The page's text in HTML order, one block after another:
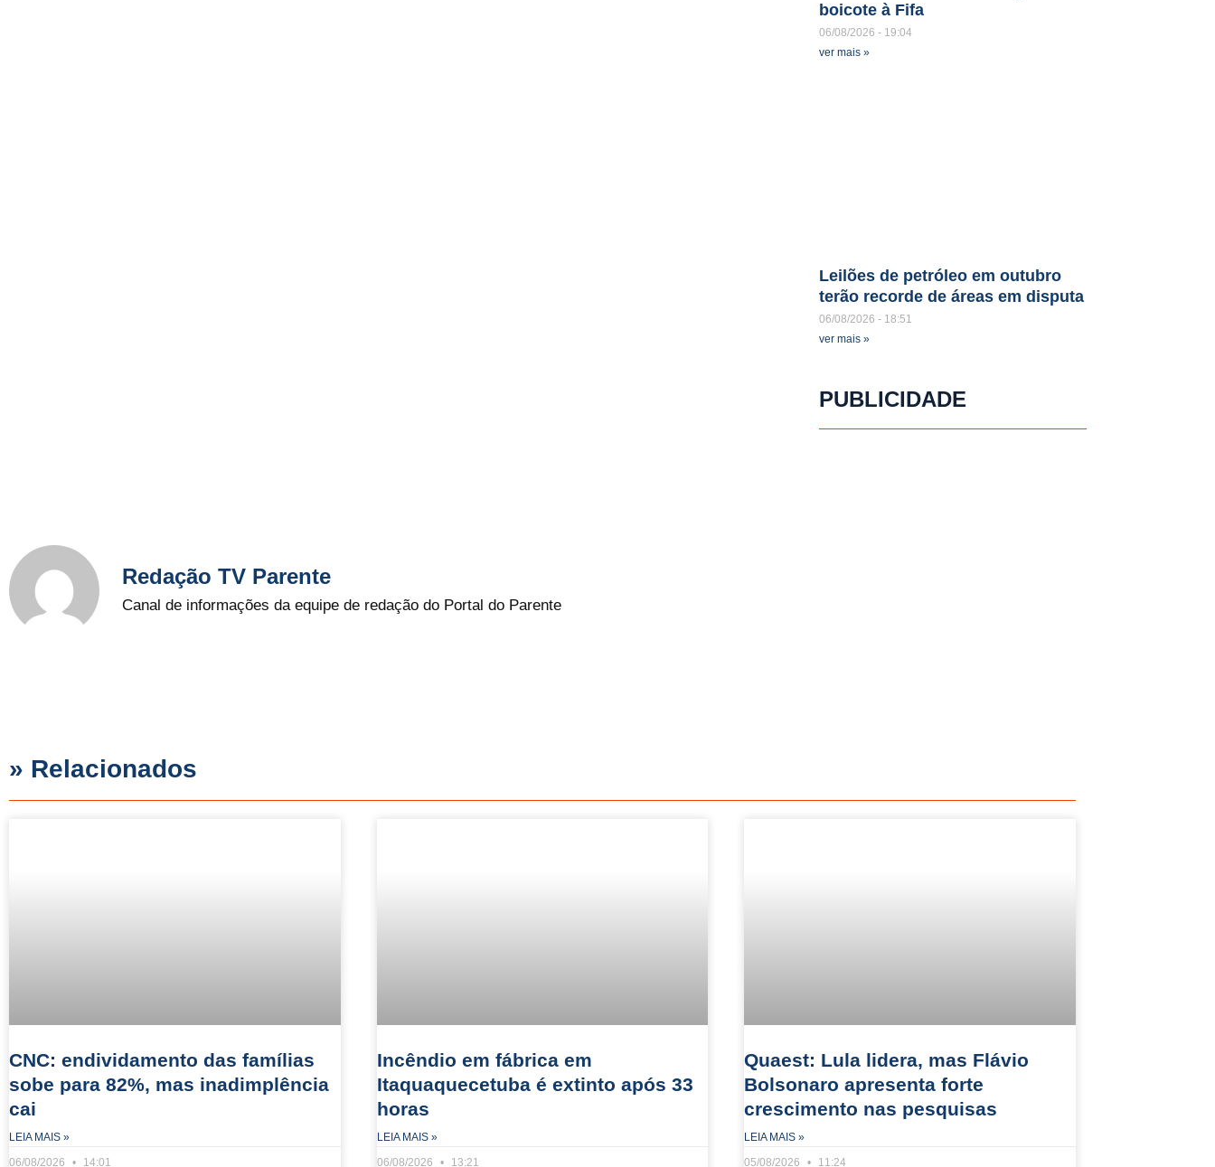
boicote à Fifa
06/08/2026 19:04
ver mais »
Leilões de petróleo em outubro
terão recorde de áreas em disputa
06/08/2026 18:51
ver mais »
PUBLICIDADE
Redação TV Parente
Canal de informações da equipe de redação do Portal do Parente
» Relacionados
CNC: endividamento das famílias
sobe para 82%, mas inadimplência
cai
LEIA MAIS »
06/08/2026
14:01
Incêndio em fábrica em
Itaquaquecetuba é extinto após 33
horas
LEIA MAIS »
06/08/2026
13:21
Quaest: Lula lidera, mas Flávio
Bolsonaro apresenta forte
crescimento nas pesquisas
LEIA MAIS »
05/08/2026
11:24